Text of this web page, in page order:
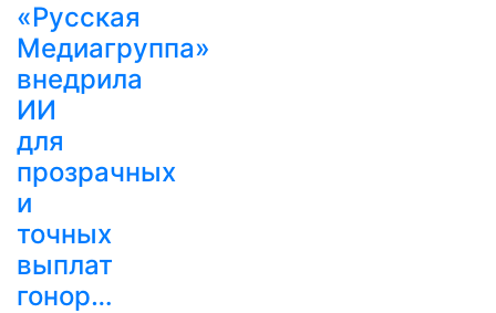
«Русская
Медиагруппа»
внедрила
ИИ
для
прозрачных
и
точных
выплат
гонор…